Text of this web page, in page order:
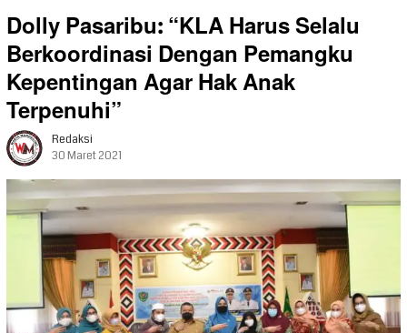
Dolly Pasaribu: “KLA Harus Selalu
Berkoordinasi Dengan Pemangku
Kepentingan Agar Hak Anak
Terpenuhi”
Redaksi
30 Maret 2021